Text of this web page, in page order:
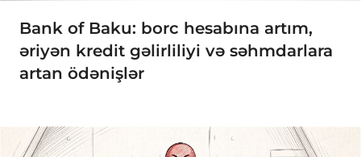
Bank of Baku: borc hesabına artım,
əriyən kredit gəlirliliyi və səhmdarlara
artan ödənişlər